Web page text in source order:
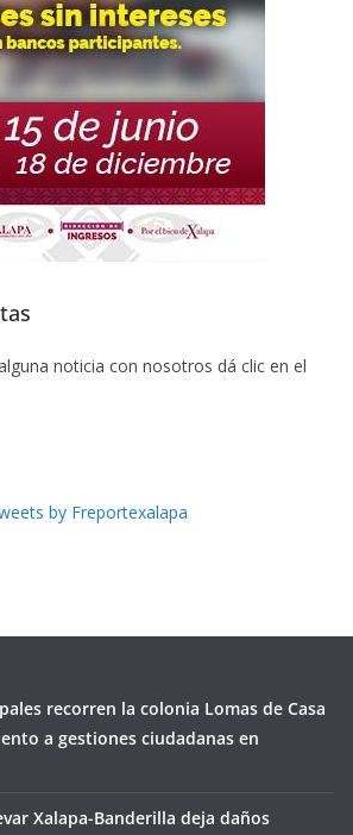
noticia con nosotros dá clic en el
by Freportexalapa
recorren la colonia Lomas de Casa
a gestiones ciudadanas en
Xalapa-Banderilla deja daños